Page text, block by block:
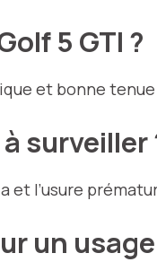
5 GTI ?
et bonne
surveiller
l’usure
un